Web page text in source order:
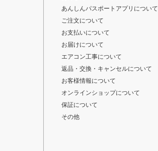
あんしんパスポートアプリについて
ご注文について
お支払いについて
お届けについて
エアコン工事について
返品・交換・キャンセルについて
お客様情報について
オンラインショップについて
保証について
その他